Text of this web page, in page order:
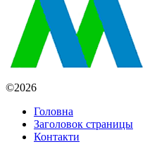
©2026
Головна
Заголовок страницы
Контакти